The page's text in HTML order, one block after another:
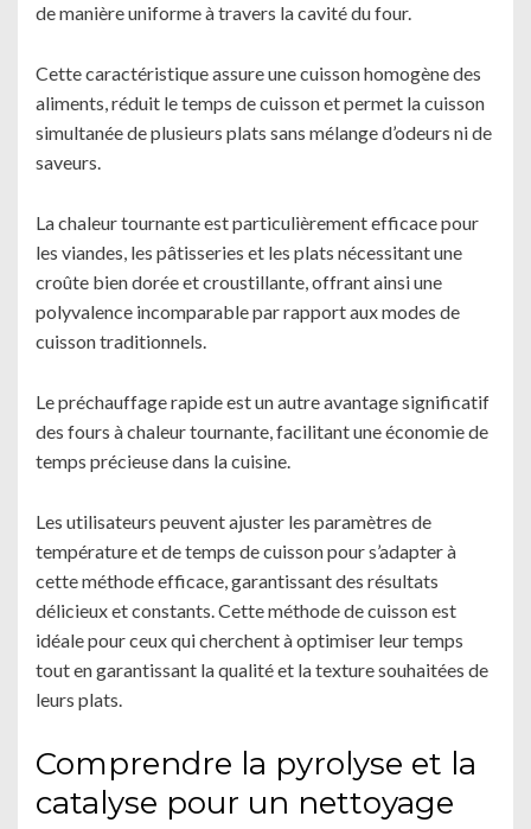
de manière uniforme à travers la cavité du four.
Cette caractéristique assure une cuisson homogène des
aliments, réduit le temps de cuisson et permet la cuisson
simultanée de plusieurs plats sans mélange d’odeurs ni de
saveurs.
La chaleur tournante est particulièrement efficace pour
les viandes, les pâtisseries et les plats nécessitant une
croûte bien dorée et croustillante, offrant ainsi une
polyvalence incomparable par rapport aux modes de
cuisson traditionnels.
Le préchauffage rapide est un autre avantage significatif
des fours à chaleur tournante, facilitant une économie de
temps précieuse dans la cuisine.
Les utilisateurs peuvent ajuster les paramètres de
température et de temps de cuisson pour s’adapter à
cette méthode efficace, garantissant des résultats
délicieux et constants. Cette méthode de cuisson est
idéale pour ceux qui cherchent à optimiser leur temps
tout en garantissant la qualité et la texture souhaitées de
leurs plats.
Comprendre la pyrolyse et la
catalyse pour un nettoyage